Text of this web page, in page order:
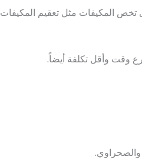
المكيفات مثل تعقيم المكيفات
وقت وأقل تكلفة أيضاً.